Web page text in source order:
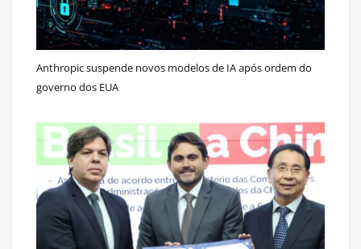
Anthropic suspende novos modelos de IA após ordem do
governo dos EUA